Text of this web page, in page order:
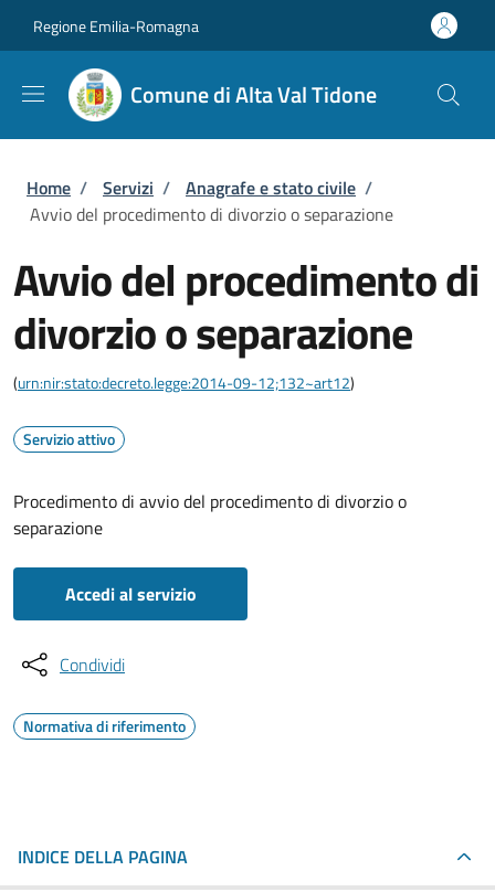
Regione Emilia-Romagna
Comune di Alta Val Tidone
Briciole di pane
Home / Servizi / Anagrafe e stato civile /
Avvio del procedimento di divorzio o separazione
Avvio del procedimento di
divorzio o separazione
(urn:nir:stato:decreto.legge:2014-09-12;132~art12)
Servizio attivo
Procedimento di avvio del procedimento di divorzio o
separazione
Accedi al servizio
Condividi
Normativa di riferimento
INDICE DELLA PAGINA